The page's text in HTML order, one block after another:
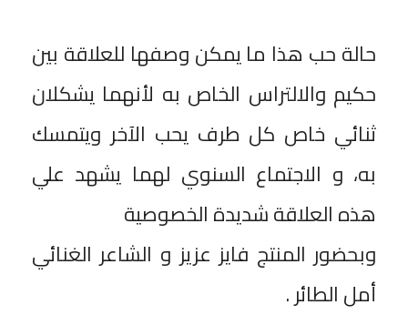
حالة حب هذا ما يمكن وصفها للعلاقة بين
حكيم والالتراس الخاص به لأنهما يشكلان
ثنائي خاص كل طرف يحب الآخر ويتمسك
به، و الاجتماع السنوي لهما يشهد علي
هذه العلاقة شديدة الخصوصية
وبحضور المنتج فايز عزيز و الشاعر الغنائي
أمل الطائر .